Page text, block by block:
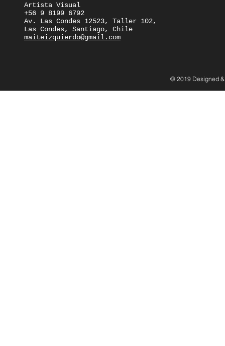
Artista Visual
+56 9 8199 6792
Av. Las Condes 12523, Taller 102,
Las Condes, Santiago, Chile
maiteizquierdo@gmail.com
© 2019 Designed